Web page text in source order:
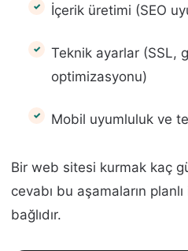
İçerik üretimi (SEO
Teknik ayarlar (SSL,
optimizasyonu)
Mobil uyumluluk ve
Bir web sitesi kurmak kaç
cevabı bu aşamaların
bağlıdır.